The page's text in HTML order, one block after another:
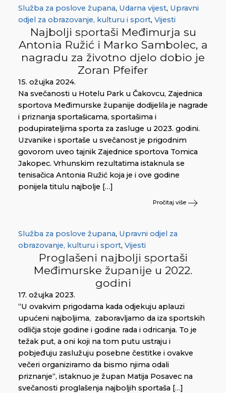
Služba za poslove župana, Udarna vijest, Upravni
odjel za obrazovanje, kulturu i sport, Vijesti
Najbolji sportaši Međimurja su
Antonia Ružić i Marko Sambolec, a
nagradu za životno djelo dobio je
Zoran Pfeifer
15. ožujka 2024.
Na svečanosti u Hotelu Park u Čakovcu, Zajednica
sportova Međimurske županije dodijelila je nagrade
i priznanja sportašicama, sportašima i
podupirateljima sporta za zasluge u 2023. godini.
Uzvanike i sportaše u svečanost je prigodnim
govorom uveo tajnik Zajednice sportova Tomica
Jakopec. Vrhunskim rezultatima istaknula se
tenisačica Antonia Ružić koja je i ove godine
ponijela titulu najbolje […]
Pročitaj više
Služba za poslove župana, Upravni odjel za
obrazovanje, kulturu i sport, Vijesti
Proglašeni najbolji sportaši
Međimurske županije u 2022.
godini
17. ožujka 2023.
“U ovakvim prigodama kada odjekuju aplauzi
upućeni najboljima, zaboravljamo da iza sportskih
odličja stoje godine i godine rada i odricanja. To je
težak put, a oni koji na tom putu ustraju i
pobjeđuju zaslužuju posebne čestitke i ovakve
večeri organiziramo da bismo njima odali
priznanje“, istaknuo je župan Matija Posavec na
svečanosti proglašenja najboljih sportaša […]